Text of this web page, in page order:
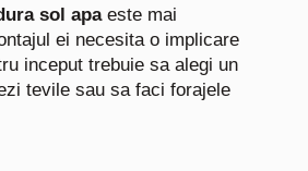
sol apaeste mai
ei necesita o implicare
inceput trebuie sa alegi un
tevile sau sa faci forajele